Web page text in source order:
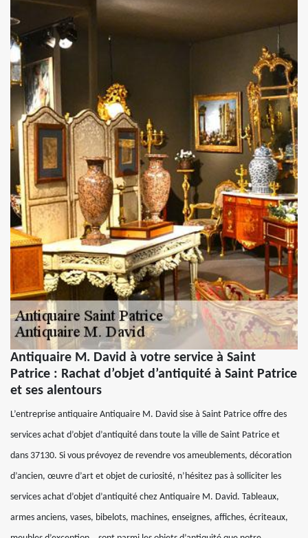
Antiquaire M. David à votre service à Saint
Patrice : Rachat d’objet d’antiquité à Saint Patrice
et ses alentours
L’entreprise antiquaire Antiquaire M. David sise à Saint Patrice offre des
services achat d’objet d’antiquité dans toute la ville de Saint Patrice et
dans 37130. Si vous prévoyez de revendre vos ameublements, décoration
d’ancien, œuvre d’art et objet de curiosité, n’hésitez pas à solliciter les
services achat d’objet d’antiquité chez Antiquaire M. David. Tableaux,
armes anciens, vases, bibelots, machines, enseignes, affiches, écriteaux,